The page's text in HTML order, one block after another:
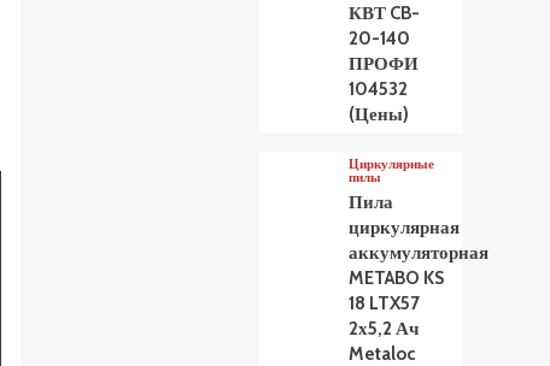
КВТ CB-
20-140
ПРОФИ
104532
(Цены)
Циркулярные
пилы
Пила
циркулярная
аккумуляторная
METABO KS
18 LTX57
2х5,2 Ач
Metaloc